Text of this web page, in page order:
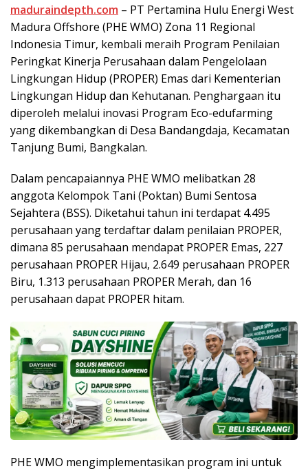
maduraindepth.com – PT Pertamina Hulu Energi West
Madura Offshore (PHE WMO) Zona 11 Regional
Indonesia Timur, kembali meraih Program Penilaian
Peringkat Kinerja Perusahaan dalam Pengelolaan
Lingkungan Hidup (PROPER) Emas dari Kementerian
Lingkungan Hidup dan Kehutanan. Penghargaan itu
diperoleh melalui inovasi Program Eco-edufarming
yang dikembangkan di Desa Bandangdaja, Kecamatan
Tanjung Bumi, Bangkalan.
Dalam pencapaiannya PHE WMO melibatkan 28
anggota Kelompok Tani (Poktan) Bumi Sentosa
Sejahtera (BSS). Diketahui tahun ini terdapat 4.495
perusahaan yang terdaftar dalam penilaian PROPER,
dimana 85 perusahaan mendapat PROPER Emas, 227
perusahaan PROPER Hijau, 2.649 perusahaan PROPER
Biru, 1.313 perusahaan PROPER Merah, dan 16
perusahaan dapat PROPER hitam.
PHE WMO mengimplementasikan program ini untuk